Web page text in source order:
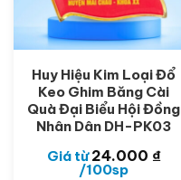
Huy Hiệu Kim Loại Đổ
Keo Ghim Băng Cài
Quà Đại Biểu Hội Đồng
Nhân Dân DH-PK03
Giá từ24.000 ₫
/100sp